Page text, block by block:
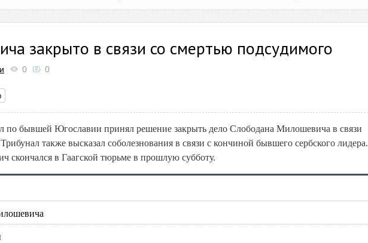
закрыто в связи со смертью подсудимого
0 0
по бывшей Югославии принял решение закрыть дело Слободана Милошевича в связи
также высказал соболезнования в связи с кончиной бывшего сербского лидера.
в Гаагской тюрьме в прошлую субботу.